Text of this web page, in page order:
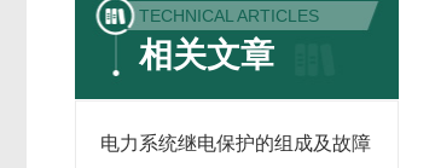
TECHNICAL ARTICLES
相关文章
电力系统继电保护的组成及故障